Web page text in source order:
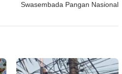
Swasembada Pangan Nasional